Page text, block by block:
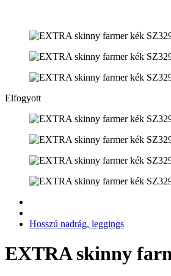
Elfogyott
Hosszú nadrág, leggings
EXTRA skinny